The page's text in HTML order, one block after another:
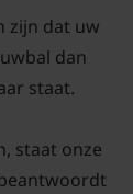
zijn dat uw
dan
staat.
staat onze